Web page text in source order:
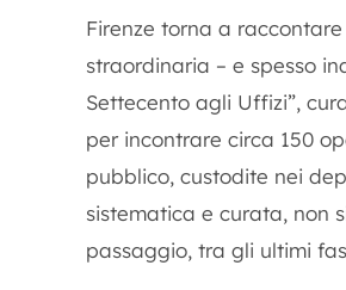
Firenze torna a
straordinaria – e spesso
Settecento agli Uffizi”,
per incontrare circa 150
pubblico, custodite nei
sistematica e curata, non
passaggio, tra gli ultimi